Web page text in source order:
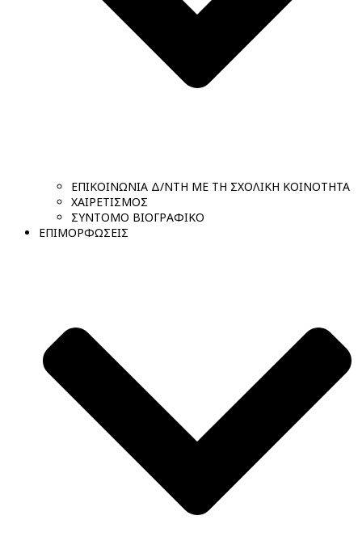
ΕΠΙΚΟΙΝΩΝΙΑ Δ/ΝΤΗ ΜΕ ΤΗ ΣΧΟΛΙΚΗ ΚΟΙΝΟΤΗΤΑ
ΧΑΙΡΕΤΙΣΜΟΣ
ΣΥΝΤΟΜΟ ΒΙΟΓΡΑΦΙΚΟ
ΕΠΙΜΟΡΦΩΣΕΙΣ